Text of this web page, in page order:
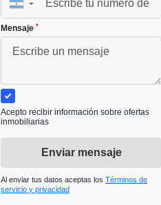
▼
Mensaje *
Acepto recibir información sobre ofertas
inmobiliarias
Enviar mensaje
Al enviar tus datos aceptas los Términos de
servicio y privacidad